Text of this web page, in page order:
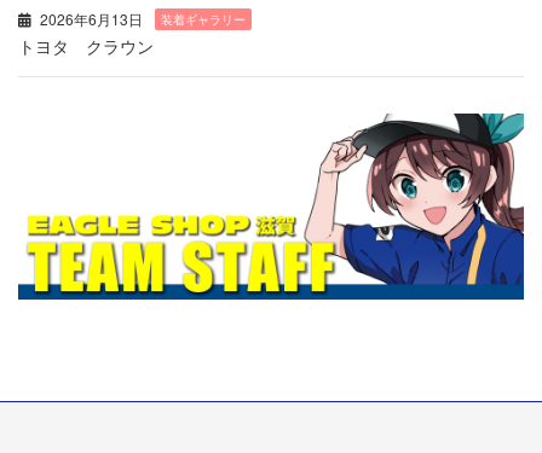
2026年6月13日 装着ギャラリー
トヨタ クラウン